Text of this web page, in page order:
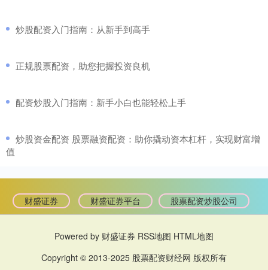
​炒股配资入门指南：从新手到高手
​正规股票配资，助您把握投资良机
​配资炒股入门指南：新手小白也能轻松上手
​炒股资金配资 股票融资配资：助你撬动资本杠杆，实现财富增
值
财盛证券 财盛证券平台 股票配资炒股公司
Powered by 财盛证券 RSS地图 HTML地图
Copyright © 2013-2025 股票配资财经网 版权所有